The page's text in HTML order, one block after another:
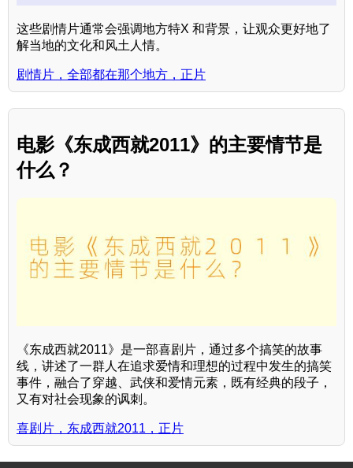
这些剧情片通常会强调地方特X 和背景，让观众更好地了
解当地的文化和风土人情。
剧情片，全部都在那个地方，正片
电影《东成西就2011》的主要情节是
什么？
《东成西就2011》是一部喜剧片，通过多个搞笑的故事
线，讲述了一群人在追求爱情和理想的过程中发生的搞笑
事件，融合了穿越、武侠和爱情元素，既有经典的段子，
又有对社会现象的讽刺。
喜剧片，东成西就2011，正片